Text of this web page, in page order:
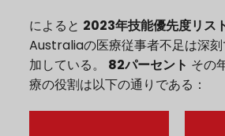
によると 2023年技能優先度リス
Australiaの医療従事者不足は深
加している。 82パーセント その
療の役割は以下の通りである：